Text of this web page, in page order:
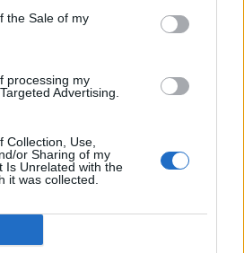
the Sale of my
processing my
Advertising.
Collection, Use,
or Sharing of my
Is Unrelated with the
it was collected.